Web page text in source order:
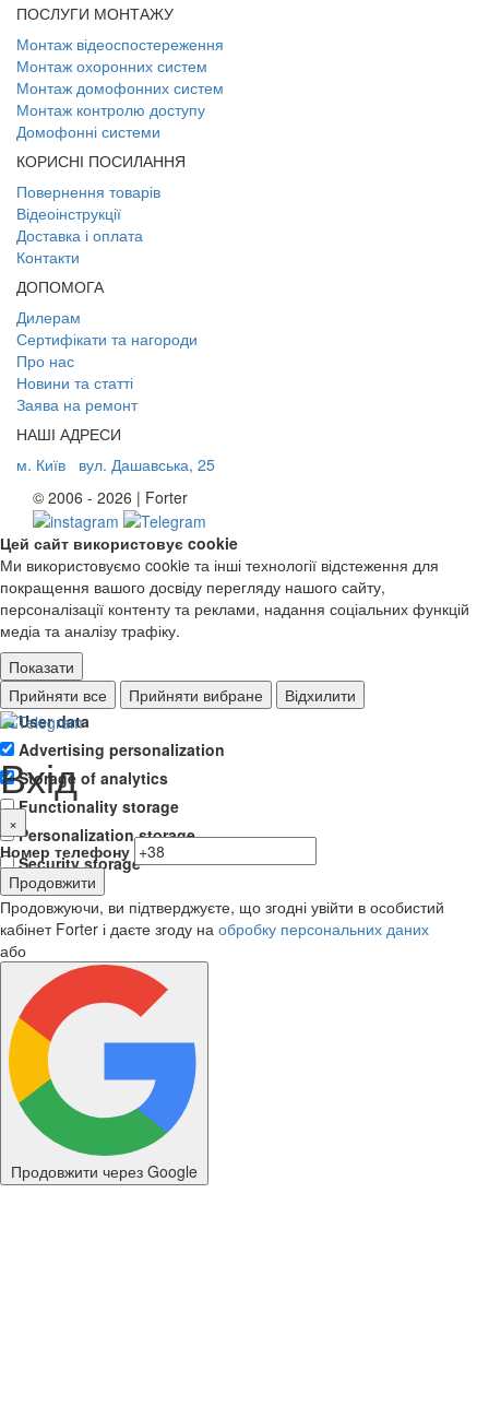
ПОСЛУГИ МОНТАЖУ
Монтаж відеоспостереження
Монтаж охоронних систем
Монтаж домофонних систем
Монтаж контролю доступу
Домофонні системи
КОРИСНІ ПОСИЛАННЯ
Повернення товарів
Відеоінструкції
Доставка і оплата
Контакти
ДОПОМОГА
Дилерам
Сертифікати та нагороди
Про нас
Новини та статті
Заява на ремонт
НАШІ АДРЕСИ
м. Київ
вул. Дашавська, 25
© 2006 - 2026 | Forter
Цей сайт використовує cookie
Ми використовуємо cookie та інші технології відстеження для
покращення вашого досвіду перегляду нашого сайту,
персоналізації контенту та реклами, надання соціальних функцій
медіа та аналізу трафіку.
Показати
Ad storage
User data
Advertising personalization
Storage of analytics
Functionality storage
Personalization storage
Security storage
Прийняти все Прийняти вибране Відхилити
Вхід
×
Номер телефону
Продовжити
Продовжуючи, ви підтверджуєте, що згодні увійти в особистий
кабінет Forter і даєте згоду на обробку персональних даних
або
Продовжити через Google